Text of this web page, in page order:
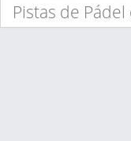
Pistas de